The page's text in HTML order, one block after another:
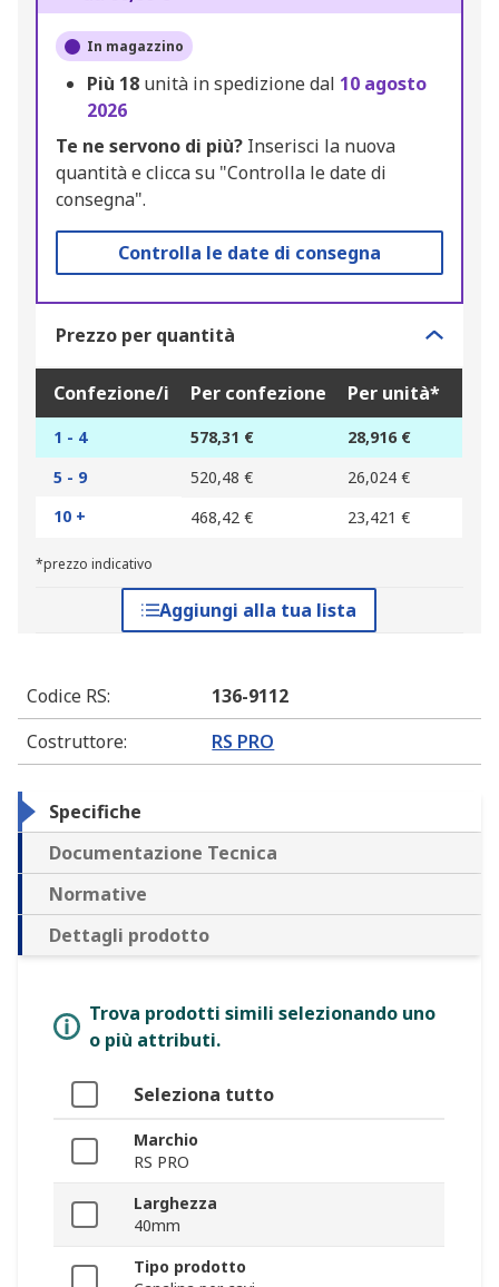
In magazzino
Più 18 unità in spedizione dal 10 agosto
2026
Te ne servono di più? Inserisci la nuova
quantità e clicca su "Controlla le date di
consegna".
Controlla le date di consegna
Prezzo per quantità
Confezione/i Per confezione Per unità*
1 - 4 578,31 €
28,916 €
5 - 9
520,48 €
26,024 €
10 +
468,42 € 23,421 €
*prezzo indicativo
Aggiungi alla tua lista
Codice RS:
136-9112
Costruttore: RS PRO
Specifiche
Documentazione Tecnica
Normative
Dettagli prodotto
Trova prodotti simili selezionando uno
o più attributi.
Seleziona tutto
Marchio
RS PRO
Larghezza
40mm
Tipo prodotto